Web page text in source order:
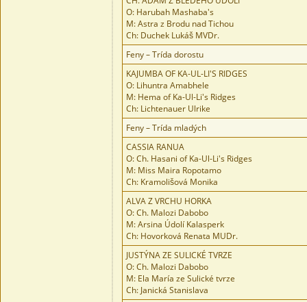
O: Harubah Mashaba's
M: Astra z Brodu nad Tichou
Ch: Duchek Lukáš MVDr.
Feny – Trída dorostu
KAJUMBA OF KA-UL-LI'S RIDGES
O: Lihuntra Amabhele
M: Hema of Ka-Ul-Li's Ridges
Ch: Lichtenauer Ulrike
Feny – Trída mladých
CASSIA RANUA
O: Ch. Hasani of Ka-Ul-Li's Ridges
M: Miss Maira Ropotamo
Ch: Kramolišová Monika
ALVA Z VRCHU HORKA
O: Ch. Malozi Dabobo
M: Arsina Údolí Kalasperk
Ch: Hovorková Renata MUDr.
JUSTÝNA ZE SULICKÉ TVRZE
O: Ch. Malozi Dabobo
M: Ela María ze Sulické tvrze
Ch: Janická Stanislava